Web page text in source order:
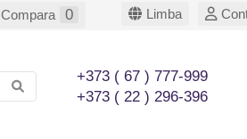
Compara 0 Limba
+373 ( 67 ) 777-999
+373 ( 22 ) 296-396